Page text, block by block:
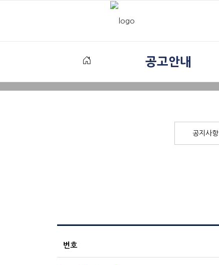
공고안내
공지사항
번호